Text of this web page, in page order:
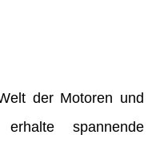
der Motoren und
spannende